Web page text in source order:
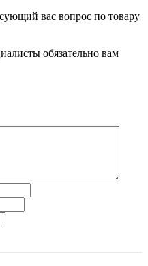
вас вопрос по товару
обязательно вам